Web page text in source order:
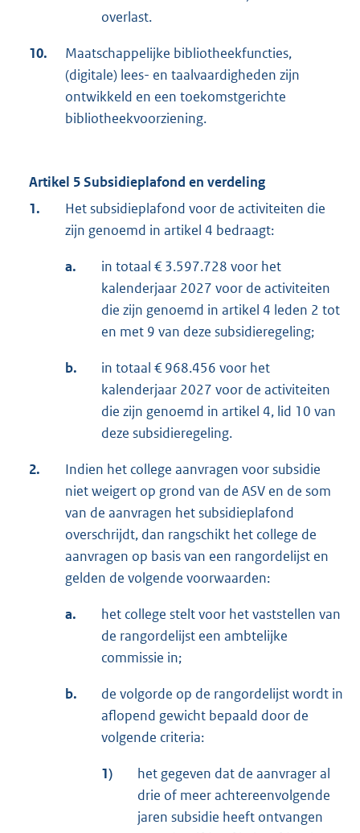
overlast.
10.
Maatschappelijke bibliotheekfuncties,
(digitale) lees- en taalvaardigheden zijn
ontwikkeld en een toekomstgerichte
bibliotheekvoorziening.
Artikel 5 Subsidieplafond en verdeling
1.
Het subsidieplafond voor de activiteiten die
zijn genoemd in artikel 4 bedraagt:
a.
in totaal € 3.597.728 voor het
kalenderjaar 2027 voor de activiteiten
die zijn genoemd in artikel 4 leden 2 tot
en met 9 van deze subsidieregeling;
b.
in totaal € 968.456 voor het
kalenderjaar 2027 voor de activiteiten
die zijn genoemd in artikel 4, lid 10 van
deze subsidieregeling.
2.
Indien het college aanvragen voor subsidie
niet weigert op grond van de ASV en de som
van de aanvragen het subsidieplafond
overschrijdt, dan rangschikt het college de
aanvragen op basis van een rangordelijst en
gelden de volgende voorwaarden:
a.
het college stelt voor het vaststellen van
de rangordelijst een ambtelijke
commissie in;
b.
de volgorde op de rangordelijst wordt in
aflopend gewicht bepaald door de
volgende criteria:
1)
het gegeven dat de aanvrager al
drie of meer achtereenvolgende
jaren subsidie heeft ontvangen